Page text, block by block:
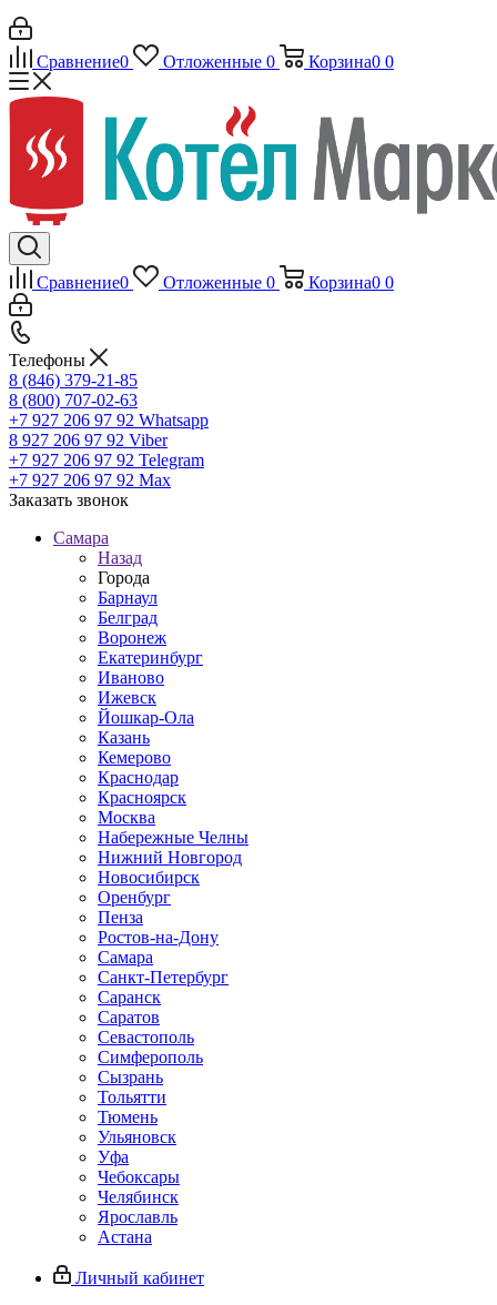
Сравнение0 Отложенные 0 Корзина0 0
Сравнение0 Отложенные 0 Корзина0 0
Телефоны
8 (846) 379-21-85
8 (800) 707-02-63
+7 927 206 97 92 Whatsapp
8 927 206 97 92 Viber
+7 927 206 97 92 Telegram
+7 927 206 97 92 Max
Заказать звонок
Самара
Назад
Города
Барнаул
Белград
Воронеж
Екатеринбург
Иваново
Ижевск
Йошкар-Ола
Казань
Кемерово
Краснодар
Красноярск
Москва
Набережные Челны
Нижний Новгород
Новосибирск
Оренбург
Пенза
Ростов-на-Дону
Самара
Санкт-Петербург
Саранск
Саратов
Севастополь
Симферополь
Сызрань
Тольятти
Тюмень
Ульяновск
Уфа
Чебоксары
Челябинск
Ярославль
Астана
Личный кабинет